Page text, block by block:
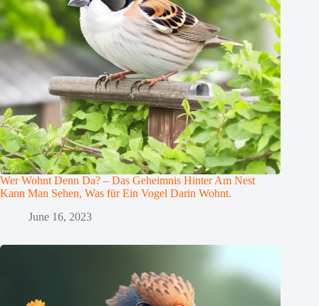
Wer Wohnt Denn Da? – Das Geheimnis Hinter Am Nest
Kann Man Sehen, Was für Ein Vogel Darin Wohnt.
June 16, 2023